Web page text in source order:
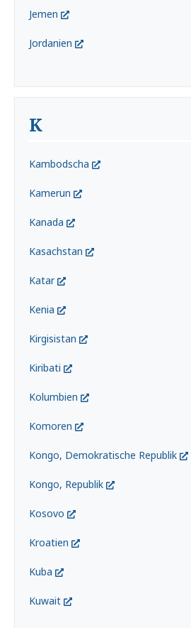
Jemen
Jordanien
K
Kambodscha
Kamerun
Kanada
Kasachstan
Katar
Kenia
Kirgisistan
Kiribati
Kolumbien
Komoren
Kongo, Demokratische Republik
Kongo, Republik
Kosovo
Kroatien
Kuba
Kuwait